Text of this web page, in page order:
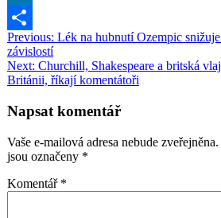
Link
LinkedIn
Share
Navigace
pro
příspěvek
Previous: Lék na hubnutí Ozempic
závislostí
Next: Churchill, Shakespeare a britská
Británii, říkají komentátoři
Napsat komentář
Vaše e-mailová adresa nebude zveřejněna.
jsou označeny *
Komentář *